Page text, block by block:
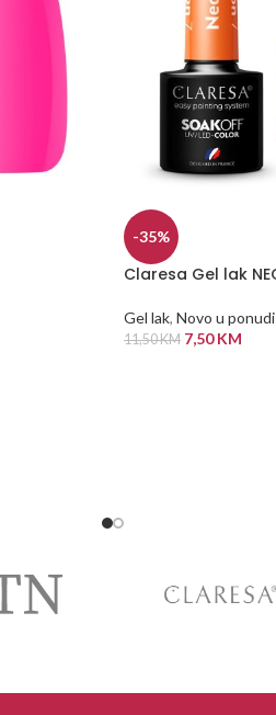
-35%
Claresa Gel lak
Gel lak, Novo u ponudi
11,50KM 7,50KM